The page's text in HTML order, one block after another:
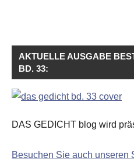
AKTUELLE AUSGABE
BD. 33:
DAS GEDICHT blog wird
Besuchen Sie auch unseren